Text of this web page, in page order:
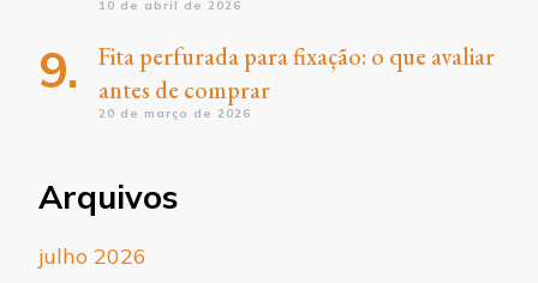
10 de abril de 2026
Fita perfurada para fixação: o que avaliar
antes de comprar
20 de março de 2026
Arquivos
julho 2026